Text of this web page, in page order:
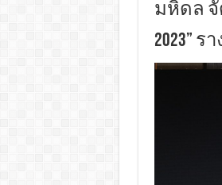
มหิดล จัดง
2023”